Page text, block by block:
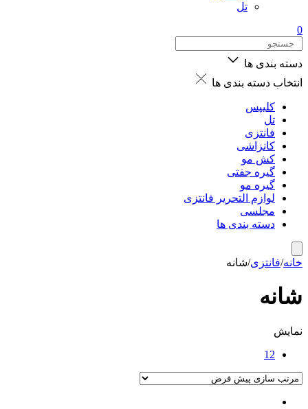
تل
0
دسته بندی ها
انتخاب دسته بندی ها
کلیپس
تل
فانتزی
کانزاشی
کش مو
گیره جفتی
گیره مو
لوازم التحریر فانتزی
مجلسی
دسته بندی ها
خانه/فانتزی/شانه
شانه
نمایش
12